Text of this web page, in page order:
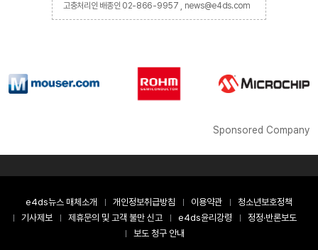
고충처리인 배종인 02-866-9957 , news@e4ds.com
Sponsored Company
e4ds뉴스 매체소개 개인정보취급방침 이용약관
청소년보호정책
기사제보
제휴문의 및 고객 불만 신고 e4ds윤리강령
정정·반론보도
보도 청구 안내